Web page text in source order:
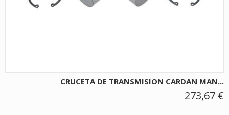
CRUCETA DE TRANSMISION CARDAN MAN...
273,67 €